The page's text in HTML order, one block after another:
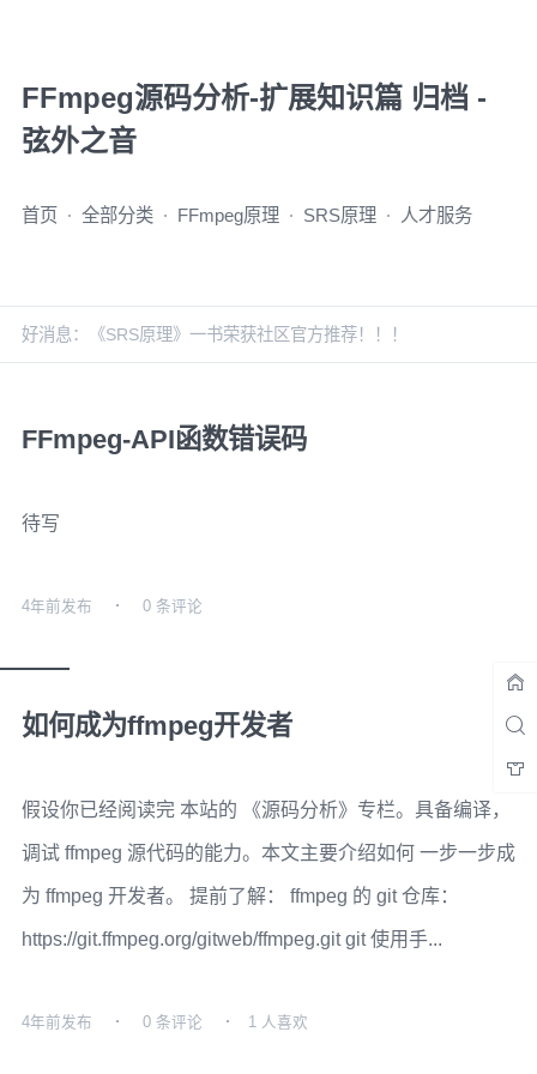
FFmpeg源码分析-扩展知识篇 归档 -
弦外之音
首页 全部分类 FFmpeg原理 SRS原理 人才服务
好消息：《SRS原理》一书荣获社区官方推荐！！！
FFmpeg-API函数错误码
待写
4年前发布 0 条评论
如何成为ffmpeg开发者
假设你已经阅读完 本站的 《源码分析》专栏。具备编译，
调试 ffmpeg 源代码的能力。本文主要介绍如何 一步一步成
为 ffmpeg 开发者。 提前了解： ffmpeg 的 git 仓库：
https://git.ffmpeg.org/gitweb/ffmpeg.git git 使用手...
4年前发布 0 条评论 1 人喜欢